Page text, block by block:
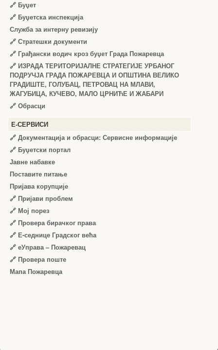
🔗 Буџет
🔗 Буџетска инспекција
Служба за интерну ревизију
🔗 Стратешки документи
🔗 Грађански водич кроз буџет Града Пожаревца
🔗 ИЗРАДА ТЕРИТОРИЈАЛНЕ СТРАТЕГИЈЕ УРБАНОГ
ПОДРУЧЈА ГРАДА ПОЖАРЕВЦА И ОПШТИНА ВЕЛИКО
ГРАДИШТЕ, ГОЛУБАЦ, ПЕТРОВАЦ НА МЛАВИ,
ЖАГУБИЦА, КУЧЕВО, МАЛО ЦРНИЋЕ И ЖАБАРИ
🔗 Обрасци
Е-СЕРВИСИ
🔗 Документација и обрасци: Сервисне информације
🔗 Буџетски портал
Јавне набавке
Поставите питање
Пријава корупције
🔗 Пријави проблем
🔗 Мој порез
🔗 Провера бирачког права
🔗 Е-седнице Градског већа
🔗 еУправа – Пожаревац
🔗 Провера поште
Мапа Пожаревца